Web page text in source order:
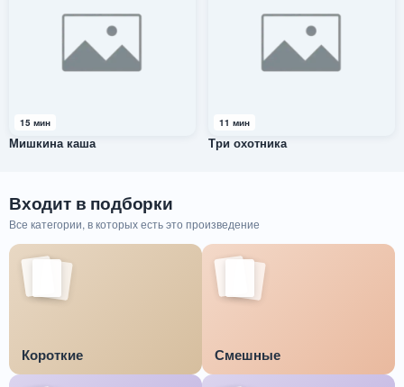
15 мин
Мишкина каша
11 мин
Три охотника
Входит в подборки
Все категории, в которых есть это произведение
Короткие Смешные